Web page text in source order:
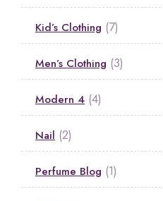
Kid’s Clothing (7)
Men’s Clothing (3)
Modern 4 (4)
Nail (2)
Perfume Blog (1)